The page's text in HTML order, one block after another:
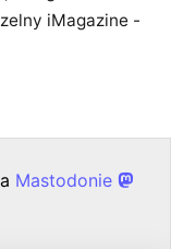
iMagazine -
Mastodonie